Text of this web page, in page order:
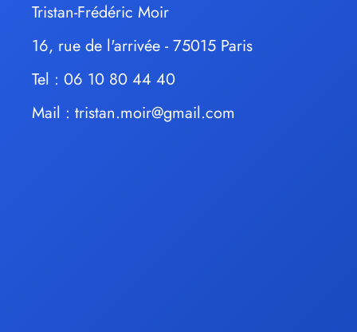
Tristan-Frédéric Moir
16, rue de l'arrivée - 75015 Paris
Tel : 06 10 80 44 40
Mail : tristan.moir@gmail.com